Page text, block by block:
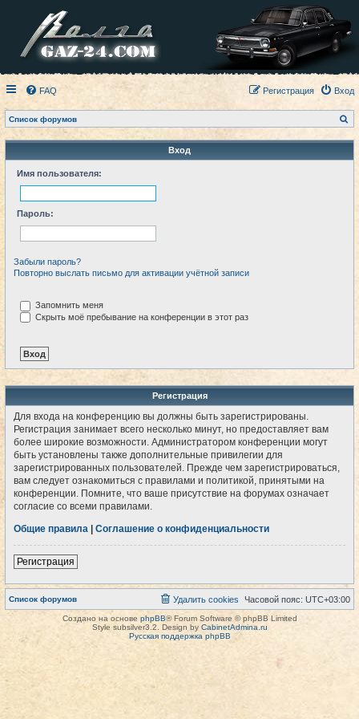
FAQ Вход
Регистрация
Список форумов
о
с
Вход
Имя пользователя:
Пароль:
Забыли пароль?
Повторно выслать письмо для активации учётной записи
Запомнить меня
Скрыть моё пребывание на конференции в этот раз
Регистрация
Для входа на конференцию вы должны быть зарегистрированы.
Регистрация занимает всего несколько минут, но предоставляет вам
более широкие возможности. Администратором конференции могут
быть установлены также дополнительные привилегии для
зарегистрированных пользователей. Прежде чем зарегистрироваться,
вам следует ознакомиться с правилами и политикой, принятыми на
конференции. Помните, что ваше присутствие на форумах означает
согласие со всеми правилами.
Общие правила
Соглашение о конфиденциальности
Регистрация
Список форумов Часовой пояс: UTC+03:00
Удалить cookies
Создано на основе phpBB® Forum Software © phpBB Limited
Style subsilver3.2. Design by CabinetAdmina.ru
Русская поддержка phpBB